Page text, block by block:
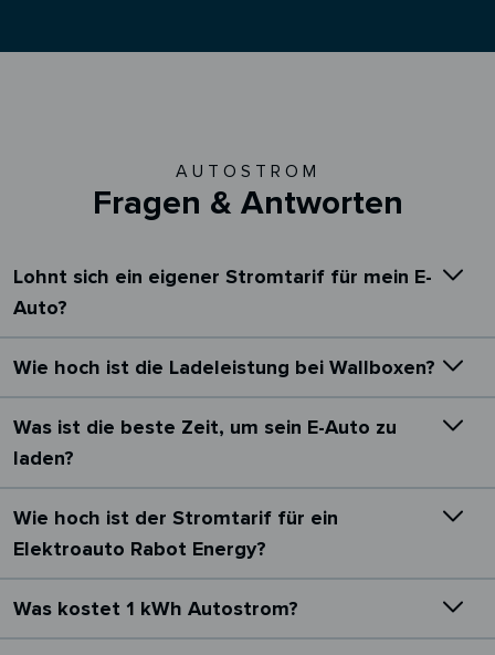
AUTOSTROM
Fragen & Antworten
Lohnt sich ein eigener Stromtarif für mein E-
Auto?
Wie hoch ist die Ladeleistung bei Wallboxen?
Was ist die beste Zeit, um sein E-Auto zu
laden?
Wie hoch ist der Stromtarif für ein
Elektroauto Rabot Energy?
Was kostet 1 kWh Autostrom?